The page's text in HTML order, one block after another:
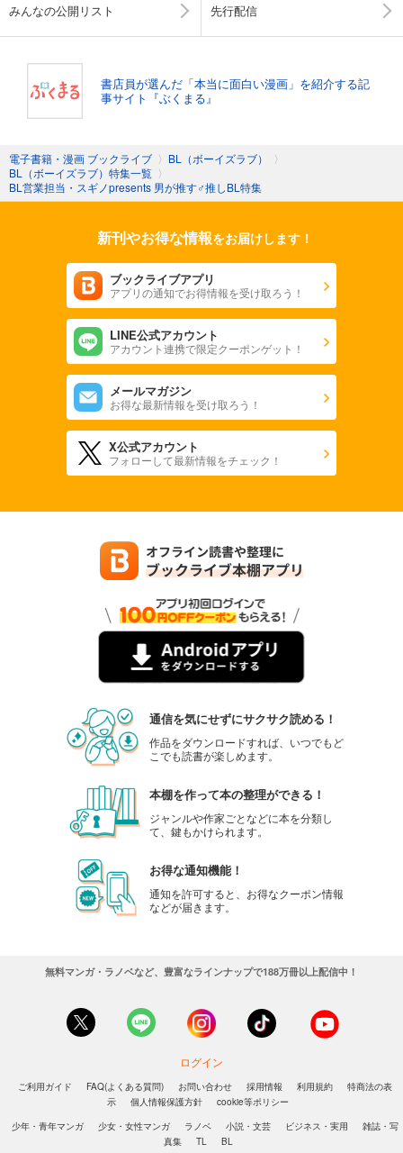
みんなの公開リスト 先行配信
書店員が選んだ「本当に面白い漫画」を紹介する記
事サイト『ぶくまる』
電子書籍・漫画 ブックライブ 〉 BL（ボーイズラブ）
〉
BL（ボーイズラブ）特集一覧 〉
BL営業担当・スギノpresents 男が推す♂推しBL特集
新刊やお得な情報をお届けします！
ブックライブアプリ
アプリの通知でお得情報を受け取ろう！
LINE公式アカウント
アカウント連携で限定クーポンゲット！
メールマガジン
お得な最新情報を受け取ろう！
X公式アカウント
フォローして最新情報をチェック！
通信を気にせずにサクサク読める！
作品をダウンロードすれば、いつでもど
こでも読書が楽しめます。
本棚を作って本の整理ができる！
ジャンルや作家ごとなどに本を分類し
て、鍵もかけられます。
お得な通知機能！
通知を許可すると、お得なクーポン情報
などが届きます。
無料マンガ・ラノベなど、豊富なラインナップで188万冊以上配信中！
ログイン
ご利用ガイド FAQ(よくある質問) お問い合わせ 採用情報 利用規約
特商法の表
示
個人情報保護方針
cookie等ポリシー
少年・青年マンガ
少女・女性マンガ ラノベ 小説・文芸 ビジネス・実用
雑誌・写
真集
TL BL